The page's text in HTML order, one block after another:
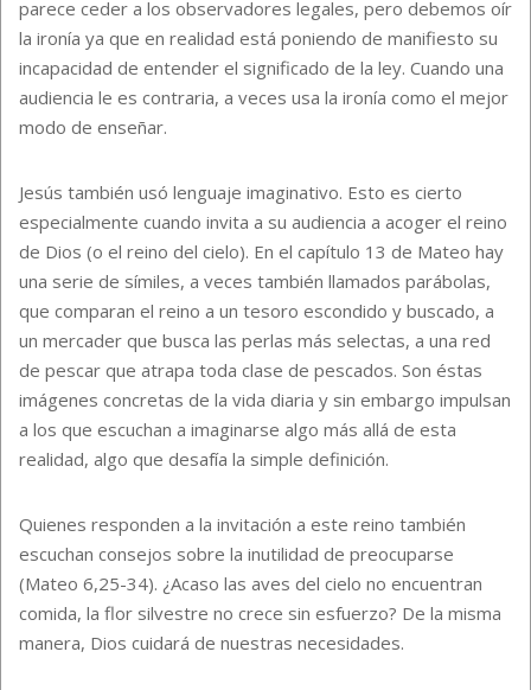
parece ceder a los observadores legales, pero debemos oír
la ironía ya que en realidad está poniendo de manifiesto su
incapacidad de entender el significado de la ley. Cuando una
audiencia le es contraria, a veces usa la ironía como el mejor
modo de enseñar.
Jesús también usó lenguaje imaginativo. Esto es cierto
especialmente cuando invita a su audiencia a acoger el reino
de Dios (o el reino del cielo). En el capítulo 13 de Mateo hay
una serie de símiles, a veces también llamados parábolas,
que comparan el reino a un tesoro escondido y buscado, a
un mercader que busca las perlas más selectas, a una red
de pescar que atrapa toda clase de pescados. Son éstas
imágenes concretas de la vida diaria y sin embargo impulsan
a los que escuchan a imaginarse algo más allá de esta
realidad, algo que desafía la simple definición.
Quienes responden a la invitación a este reino también
escuchan consejos sobre la inutilidad de preocuparse
(Mateo 6,25-34). ¿Acaso las aves del cielo no encuentran
comida, la flor silvestre no crece sin esfuerzo? De la misma
manera, Dios cuidará de nuestras necesidades.